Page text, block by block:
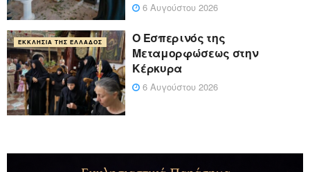
6 Αυγούστου 2026
ΕΚΚΛΗΣΊΑ ΤΗΣ ΕΛΛΆΔΟΣ
Ο Εσπερινός της
Μεταμορφώσεως στην
Κέρκυρα
6 Αυγούστου 2026